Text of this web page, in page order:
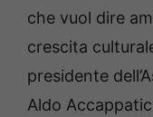
che vuol dire
crescita
presidente
Aldo